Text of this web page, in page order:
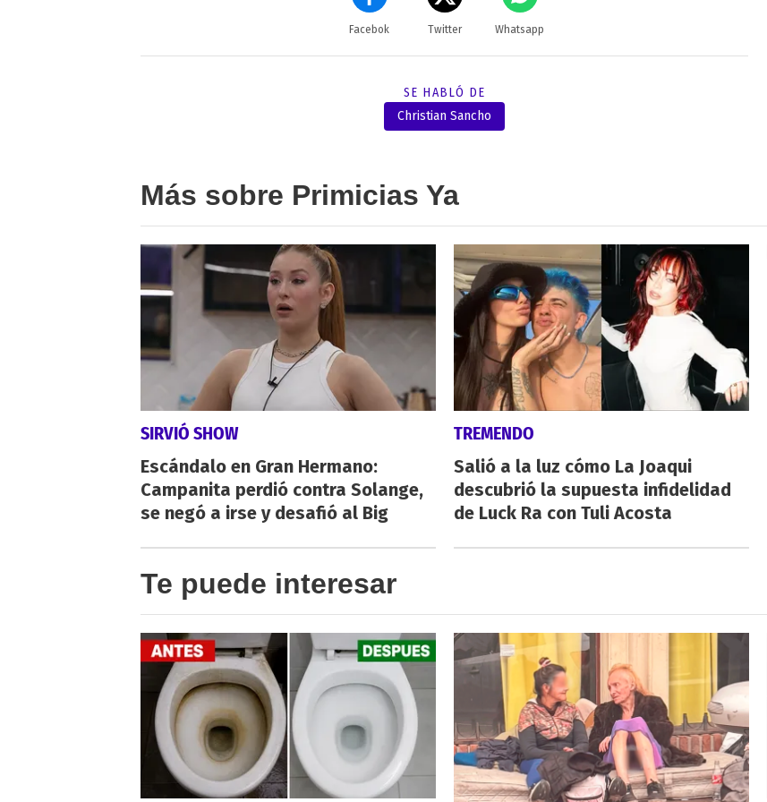
Facebok Twitter Whatsapp
SE HABLÓ DE
Christian Sancho
Más sobre Primicias Ya
SIRVIÓ SHOW
Escándalo en Gran Hermano:
Campanita perdió contra Solange,
se negó a irse y desafió al Big
TREMENDO
Salió a la luz cómo La Joaqui
descubrió la supuesta infidelidad
de Luck Ra con Tuli Acosta
Te puede interesar